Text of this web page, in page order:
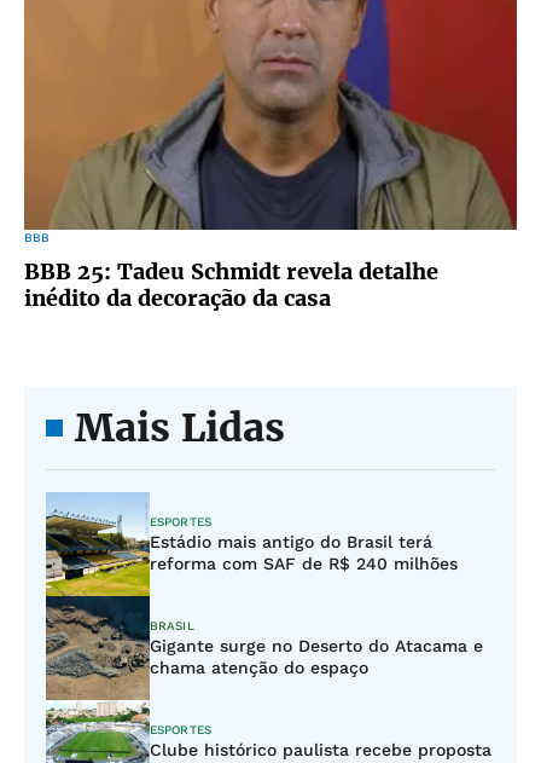
BBB
BBB 25: Tadeu Schmidt revela detalhe
inédito da decoração da casa
Mais Lidas
ESPORTES
Estádio mais antigo do Brasil terá
reforma com SAF de R$ 240 milhões
BRASIL
Gigante surge no Deserto do Atacama e
chama atenção do espaço
ESPORTES
Clube histórico paulista recebe proposta